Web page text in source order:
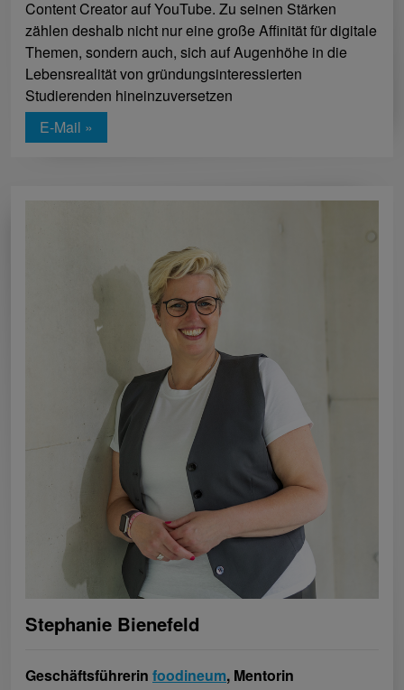
Content Creator auf YouTube. Zu seinen Stärken
zählen deshalb nicht nur eine große Affinität für digitale
Themen, sondern auch, sich auf Augenhöhe in die
Lebensrealität von gründungsinteressierten
Studierenden hineinzuversetzen
E-Mail »
Stephanie Bienefeld
Geschäftsführerin foodineum, Mentorin